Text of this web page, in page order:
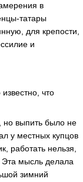
в
татары
для крепости,
и
что
но выпить было не
у местных купцов
работать нельзя,
Эта мысль делала
зимний